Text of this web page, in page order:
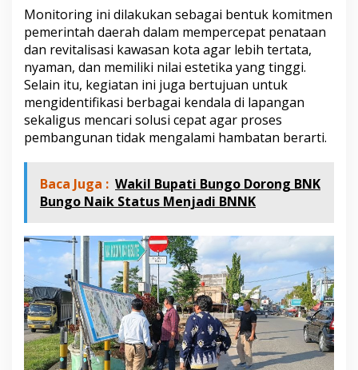
t
i
m
a
l
Monitoring ini dilakukan sebagai bentuk komitmen
pemerintah daerah dalam mempercepat penataan
dan revitalisasi kawasan kota agar lebih tertata,
nyaman, dan memiliki nilai estetika yang tinggi.
Selain itu, kegiatan ini juga bertujuan untuk
mengidentifikasi berbagai kendala di lapangan
sekaligus mencari solusi cepat agar proses
pembangunan tidak mengalami hambatan berarti.
Baca Juga : Wakil Bupati Bungo Dorong BNK
Bungo Naik Status Menjadi BNNK